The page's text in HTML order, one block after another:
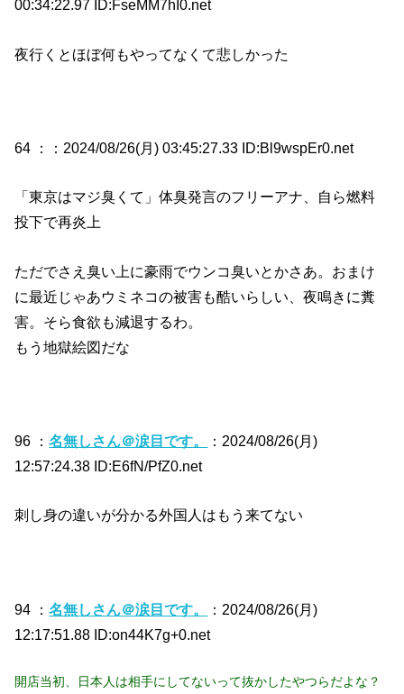
00:34:22.97 ID:FseMM7hI0.net
夜行くとほぼ何もやってなくて悲しかった
64 ： ：2024/08/26(月) 03:45:27.33 ID:Bl9wspEr0.net
「東京はマジ臭くて」体臭発言のフリーアナ、自ら燃料
投下で再炎上
ただでさえ臭い上に豪雨でウンコ臭いとかさあ。おまけ
に最近じゃあウミネコの被害も酷いらしい、夜鳴きに糞
害。そら食欲も減退するわ。
もう地獄絵図だな
96 ：名無しさん＠涙目です。
：2024/08/26(月)
12:57:24.38 ID:E6fN/PfZ0.net
刺し身の違いが分かる外国人はもう来てない
94 ：名無しさん＠涙目です。
：2024/08/26(月)
12:17:51.88 ID:on44K7g+0.net
開店当初、日本人は相手にしてないって抜かしたやつらだよな？